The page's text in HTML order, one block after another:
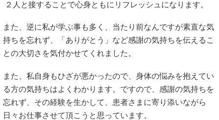
２人と接することで心身ともにリフレッシュになります。
また、逆に私が学ぶ事も多く、当たり前なんですが素直な気
持ちを忘れず、「ありがとう」など感謝の気持ちを伝えるこ
との大切さを気付かせてくれました。
また、私自身もひざが悪かったので、身体の悩みを抱えてい
る方の気持ちはよくわかります。ですので、感謝の気持ちを
忘れず、その経験を生かして、患者さまに寄り添いながら
日々お仕事させて頂こうと思っています。